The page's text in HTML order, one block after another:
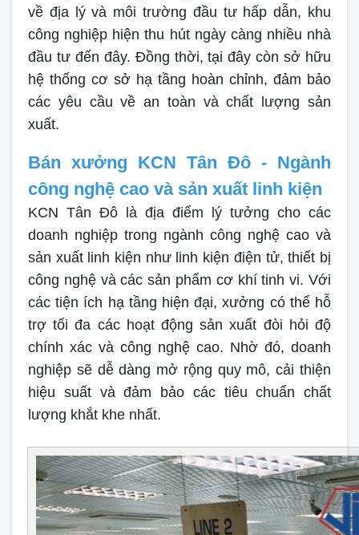
về địa lý và môi trường đầu tư hấp dẫn, khu
công nghiệp hiện thu hút ngày càng nhiều nhà
đầu tư đến đây. Đồng thời, tại đây còn sở hữu
hệ thống cơ sở hạ tầng hoàn chỉnh, đảm bảo
các yêu cầu về an toàn và chất lượng sản
xuất.
Bán xưởng KCN Tân Đô - Ngành
công nghệ cao và sản xuất linh kiện
KCN Tân Đô là địa điểm lý tưởng cho các
doanh nghiệp trong ngành công nghệ cao và
sản xuất linh kiện như linh kiện điện tử, thiết bị
công nghệ và các sản phẩm cơ khí tinh vi. Với
các tiện ích hạ tầng hiện đại, xưởng có thể hỗ
trợ tối đa các hoạt động sản xuất đòi hỏi độ
chính xác và công nghệ cao. Nhờ đó, doanh
nghiệp sẽ dễ dàng mở rộng quy mô, cải thiện
hiệu suất và đảm bảo các tiêu chuẩn chất
lượng khắt khe nhất.